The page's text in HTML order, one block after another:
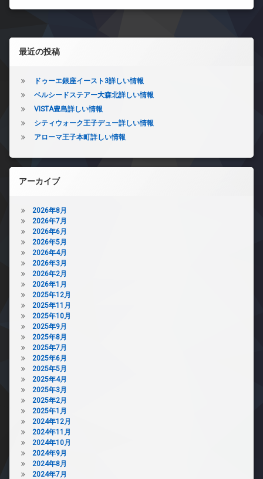
左サイドバー
最近の投稿
ドゥーエ銀座イースト3詳しい情報
ベルシードステアー大森北詳しい情報
VISTA豊島詳しい情報
シティウォーク王子デュー詳しい情報
アローマ王子本町詳しい情報
アーカイブ
2026年8月
2026年7月
2026年6月
2026年5月
2026年4月
2026年3月
2026年2月
2026年1月
2025年12月
2025年11月
2025年10月
2025年9月
2025年8月
2025年7月
2025年6月
2025年5月
2025年4月
2025年3月
2025年2月
2025年1月
2024年12月
2024年11月
2024年10月
2024年9月
2024年8月
2024年7月